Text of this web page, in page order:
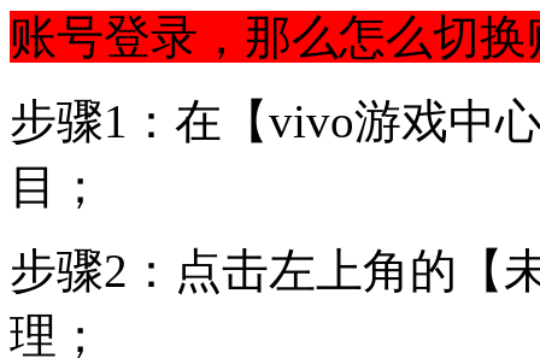
账号登录，那么怎么切
步骤1：在【vivo游戏中
目；
步骤2：点击左上角的【
理；